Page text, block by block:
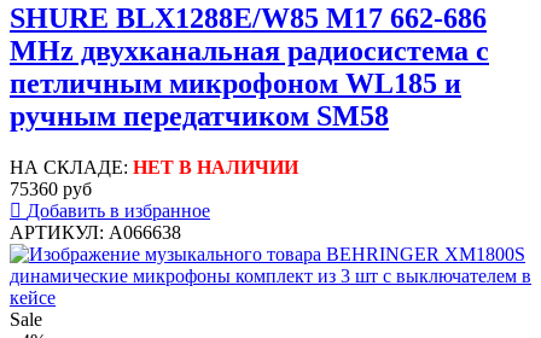
SHURE BLX1288E/W85 M17 662-686
MHz двухканальная радиосистема с
петличным микрофоном WL185 и
ручным передатчиком SM58
НА СКЛАДЕ: НЕТ В НАЛИЧИИ
75360 руб
Добавить в избранное
АРТИКУЛ: A066638
Sale